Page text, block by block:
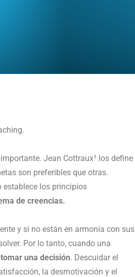
Jean Cottraux¹ los define
son preferibles que otras.
establece los principios
de creencias.
y si no están en armonía con sus
Por lo tanto, cuando una
una decisión. Descuidar el
la desmotivación y el